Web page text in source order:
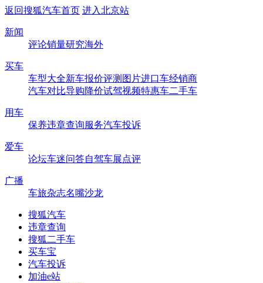
返回搜狐汽车首页 进入北京站
新闻
评论销量研究海外
买车
车型大全新车报价评测 图片进口车经销商
汽车对比导购降价试驾视频特惠车二手车
用车
保养违章查询服务汽车投诉
爱车
论坛车迷问答自驾车展点评
广播
车旅杂志名嘴沙龙
搜狐汽车
违章查询
搜狐二手车
买车宝
汽车投诉
加油e站